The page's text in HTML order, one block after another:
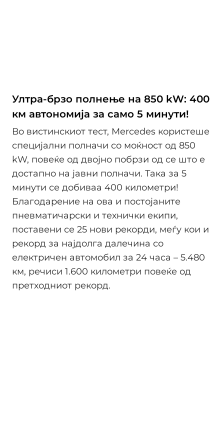
Ултра-брзо полнење на 850 kW: 400
км автономија за само 5 минути!
Во вистинскиот тест, Mercedes користеше
специјални полначи со моќност од 850
kW, повеќе од двојно побрзи од се што е
достапно на јавни полначи. Така за 5
минути се добиваа 400 километри!
Благодарение на ова и постојаните
пневматичарски и технички екипи,
поставени се 25 нови рекорди, меѓу кои и
рекорд за најдолга далечина со
електричен автомобил за 24 часа – 5.480
км, речиси 1.600 километри повеќе од
претходниот рекорд.